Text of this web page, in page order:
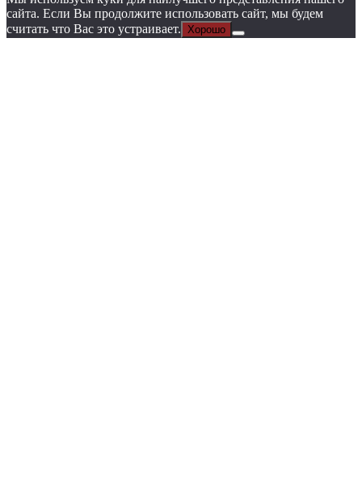
сайта. Если Вы продолжите использовать сайт, мы будем
считать что Вас это устраивает.
Хорошо